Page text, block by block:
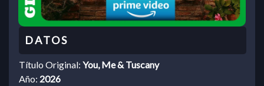
Título Original: You, Me & Tuscany
Año: 2026